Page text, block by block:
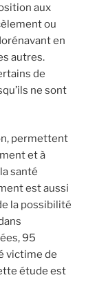
aux
ou
en
autres.
de
ne sont
permettent
et à
santé
est aussi
la possibilité
95
victime de
étude est